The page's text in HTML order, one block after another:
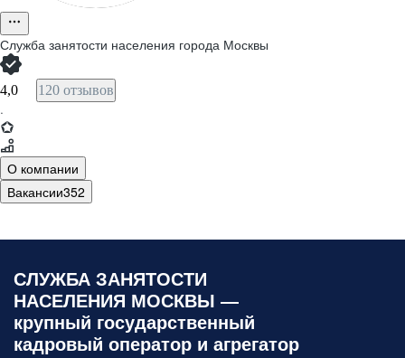
Служба занятости населения города Москвы
4,0 120 отзывов
·
О компании
Вакансии352
СЛУЖБА ЗАНЯТОСТИ
НАСЕЛЕНИЯ МОСКВЫ —
крупный государственный
кадровый оператор и агрегатор